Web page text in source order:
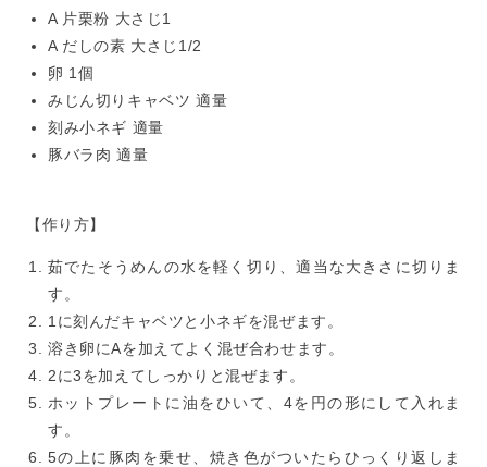
A 片栗粉 大さじ1
A だしの素 大さじ1/2
卵 1個
みじん切りキャベツ 適量
刻み小ネギ 適量
豚バラ肉 適量
【作り方】
茹でたそうめんの水を軽く切り、適当な大きさに切りま
す。
1に刻んだキャベツと小ネギを混ぜます。
溶き卵にAを加えてよく混ぜ合わせます。
2に3を加えてしっかりと混ぜます。
ホットプレートに油をひいて、4を円の形にして入れま
す。
5の上に豚肉を乗せ、焼き色がついたらひっくり返しま